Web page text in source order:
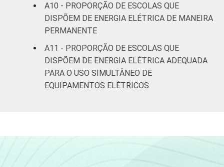
A10 - PROPORÇÃO DE ESCOLAS QUE
DISPÕEM DE ENERGIA ELÉTRICA DE MANEIRA
PERMANENTE
A11 - PROPORÇÃO DE ESCOLAS QUE
DISPÕEM DE ENERGIA ELÉTRICA ADEQUADA
PARA O USO SIMULTÂNEO DE
EQUIPAMENTOS ELÉTRICOS